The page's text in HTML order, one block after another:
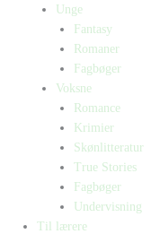
Unge
Fantasy
Romaner
Fagbøger
Voksne
Romance
Krimier
Skønlitteratur
True Stories
Fagbøger
Undervisning
Til lærere